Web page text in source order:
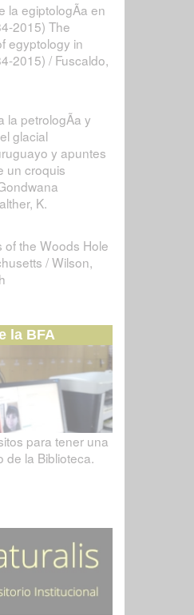
la egiptologÃ­a en
2015) The
egyptology in
2015) / Fuscaldo,
la petrologÃ­a y
glacial
y apuntes
un croquis
K.
of the Woods Hole
/ Wilson,
la BFA
para tener una
de la Biblioteca.